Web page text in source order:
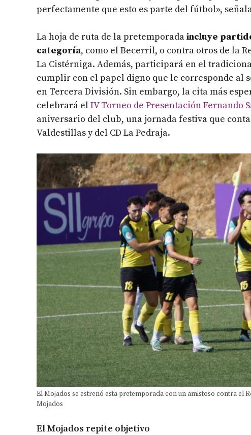
perfectamente que esto es parte del fútbol»,
La hoja de ruta de la pretemporadaincluye
categoría, como el Becerril, o contra otros de la
La Cistérniga. Además, participará en el
cumplir con el papel digno que le corresponde al
en Tercera División. Sin embargo, la cita más
celebrará el IV Torneo de Presentación Fernando
aniversario del club, una jornada festiva que
Valdestillas y del CD La Pedraja.
El Mojados se estrenó esta pretemporada con un amistoso contra el
Mojados
El Mojados repite objetivo